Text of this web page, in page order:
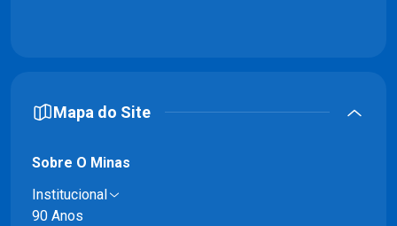
Mapa do Site
Sobre O Minas
Institucional
90 Anos